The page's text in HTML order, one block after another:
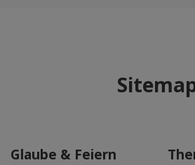
Glaube & Feiern